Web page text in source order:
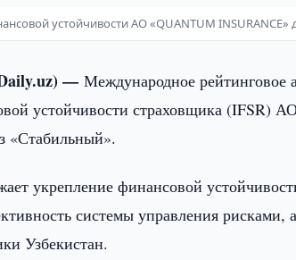
устойчивости АО «QUANTUM
—Международное рейтинговое
устойчивости страховщика (IFSR)
«Стабильный».
укрепление финансовой
системы управления
Узбекистан.